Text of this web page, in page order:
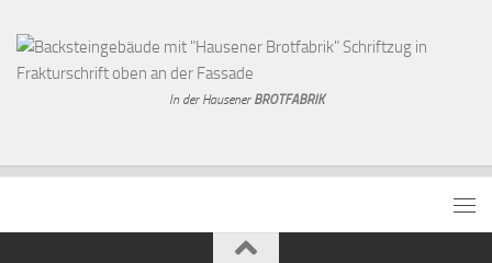
In der Hausener BROTFABRIK